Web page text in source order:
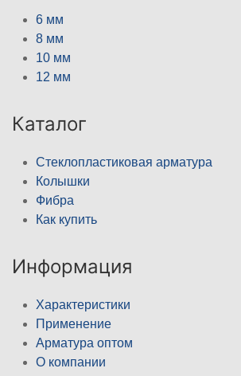
6 мм
8 мм
10 мм
12 мм
Каталог
Стеклопластиковая арматура
Колышки
Фибра
Как купить
Информация
Характеристики
Применение
Арматура оптом
О компании